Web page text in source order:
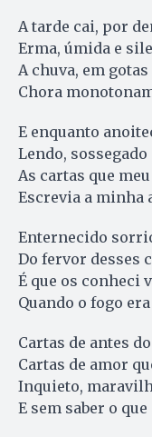
A tarde cai, por
Erma, úmida e
A chuva, em
Chora
E enquanto
Lendo, sossegado
As cartas que
Escrevia a minha
Enternecido
Do fervor desses
É que os conheci
Quando o fogo
Cartas de antes
Cartas de amor
Inquieto,
E sem saber o que